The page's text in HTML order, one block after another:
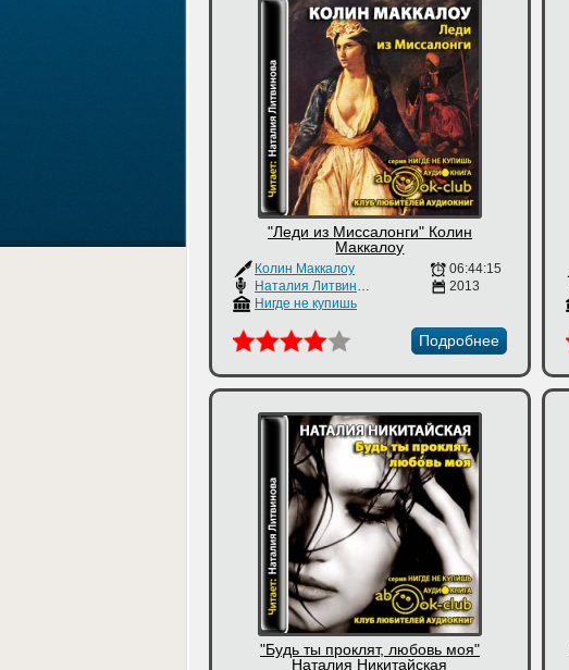
"Леди из Миссалонги" Колин
Маккалоу
Колин Маккалоу
Наталия Литвинова
Нигде не купишь
06:44:15
2013
Подробнее
"Будь ты проклят, любовь моя"
Наталия Никитайская